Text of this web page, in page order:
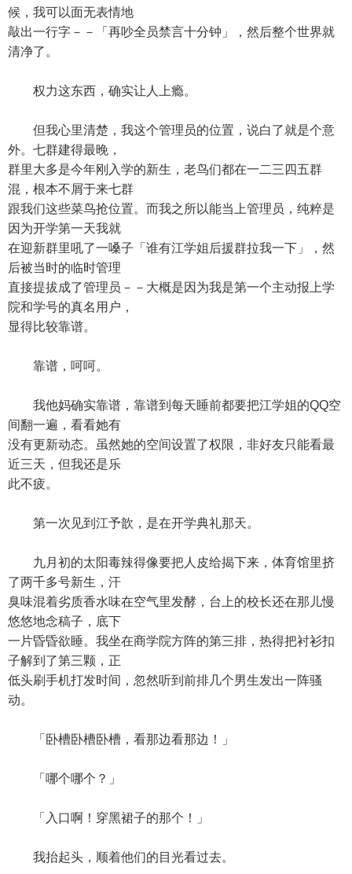
候，我可以面无表情地
敲出一行字－－「再吵全员禁言十分钟」，然后整个世界就
清净了。
权力这东西，确实让人上瘾。
但我心里清楚，我这个管理员的位置，说白了就是个意
外。七群建得最晚，
群里大多是今年刚入学的新生，老鸟们都在一二三四五群
混，根本不屑于来七群
跟我们这些菜鸟抢位置。而我之所以能当上管理员，纯粹是
因为开学第一天我就
在迎新群里吼了一嗓子「谁有江学姐后援群拉我一下」，然
后被当时的临时管理
直接提拔成了管理员－－大概是因为我是第一个主动报上学
院和学号的真名用户，
显得比较靠谱。
靠谱，呵呵。
我他妈确实靠谱，靠谱到每天睡前都要把江学姐的QQ空
间翻一遍，看看她有
没有更新动态。虽然她的空间设置了权限，非好友只能看最
近三天，但我还是乐
此不疲。
第一次见到江予歆，是在开学典礼那天。
九月初的太阳毒辣得像要把人皮给揭下来，体育馆里挤
了两千多号新生，汗
臭味混着劣质香水味在空气里发酵，台上的校长还在那儿慢
悠悠地念稿子，底下
一片昏昏欲睡。我坐在商学院方阵的第三排，热得把衬衫扣
子解到了第三颗，正
低头刷手机打发时间，忽然听到前排几个男生发出一阵骚
动。
「卧槽卧槽卧槽，看那边看那边！」
「哪个哪个？」
「入口啊！穿黑裙子的那个！」
我抬起头，顺着他们的目光看过去。